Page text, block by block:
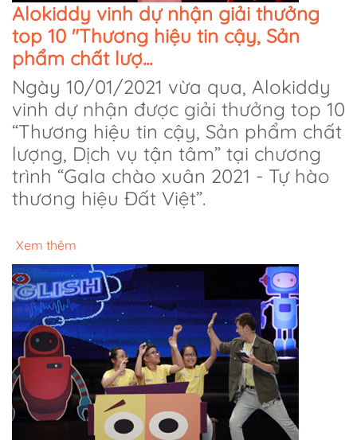
Alokiddy vinh dự nhận giải thưởng
top 10 "Thương hiệu tin cậy, Sản
phẩm chất lượ...
Ngày 10/01/2021 vừa qua, Alokiddy
vinh dự nhận được giải thưởng top 10
“Thương hiệu tin cậy, Sản phẩm chất
lượng, Dịch vụ tận tâm” tại chương
trình “Gala chào xuân 2021 - Tự hào
thương hiệu Đất Việt”.
Xem thêm